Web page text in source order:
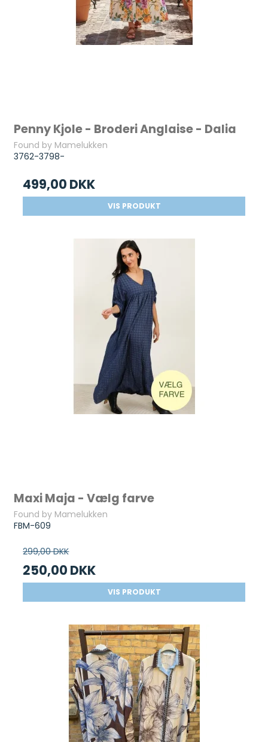
Penny Kjole - Broderi Anglaise - Dalia
Found by Mamelukken
3762-3798-
499,00 DKK
VIS PRODUKT
Maxi Maja - Vælg farve
Found by Mamelukken
FBM-609
299,00 DKK
250,00 DKK
VIS PRODUKT